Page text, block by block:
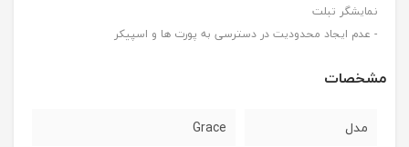
نمایشگر تبلت
- عدم ایجاد محدودیت در دسترسی به پورت ها و اسپیکر
مشخصات
مدل Grace